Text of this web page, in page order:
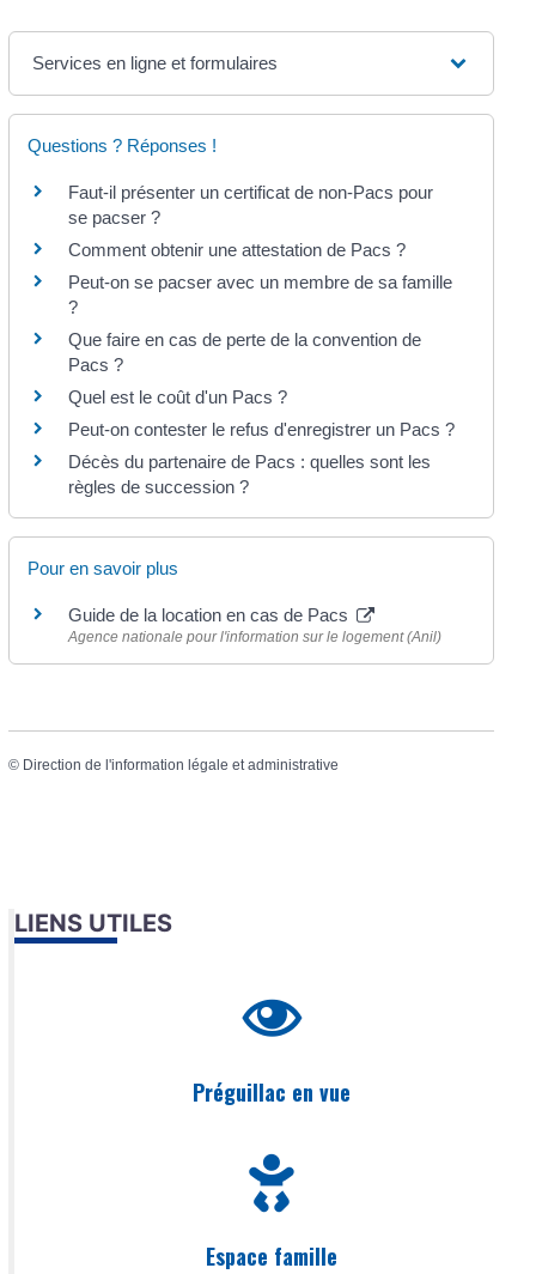
Services en ligne et formulaires
Questions ? Réponses !
Faut-il présenter un certificat de non-Pacs pour
se pacser ?
Comment obtenir une attestation de Pacs ?
Peut-on se pacser avec un membre de sa famille
?
Que faire en cas de perte de la convention de
Pacs ?
Quel est le coût d'un Pacs ?
Peut-on contester le refus d'enregistrer un Pacs ?
Décès du partenaire de Pacs : quelles sont les
règles de succession ?
Pour en savoir plus
Guide de la location en cas de Pacs
Agence nationale pour l'information sur le logement (Anil)
© Direction de l'information légale et administrative
LIENS UTILES
Préguillac en vue
Espace famille